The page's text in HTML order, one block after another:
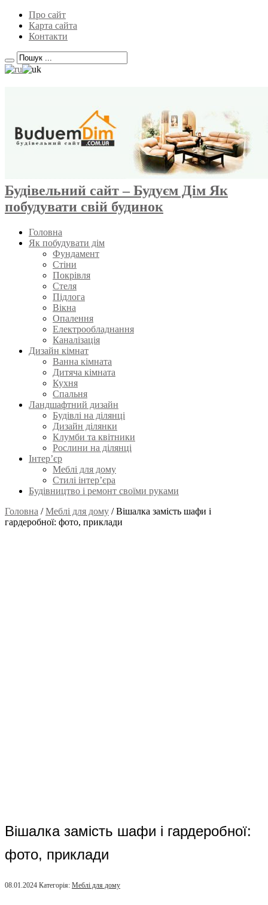
Про сайт
Карта сайта
Контакти
Будівельний сайт – Будуєм Дім Як
побудувати свій будинок
Головна
Як побудувати дім
Фундамент
Стіни
Покрівля
Стеля
Підлога
Вікна
Опалення
Електрообладнання
Каналізація
Дизайн кімнат
Ванна кімната
Дитяча кімната
Кухня
Спальня
Ландшафтний дизайн
Будівлі на ділянці
Дизайн ділянки
Клумби та квітники
Рослини на ділянці
Інтер’єр
Меблі для дому
Стилі інтер’єра
Будівництво і ремонт своїми руками
Головна /Меблі для дому /Вішалка замість шафи і
гардеробної: фото, приклади
Вішалка замість шафи і гардеробної:
фото, приклади
08.01.2024 Категорія: Меблі для дому